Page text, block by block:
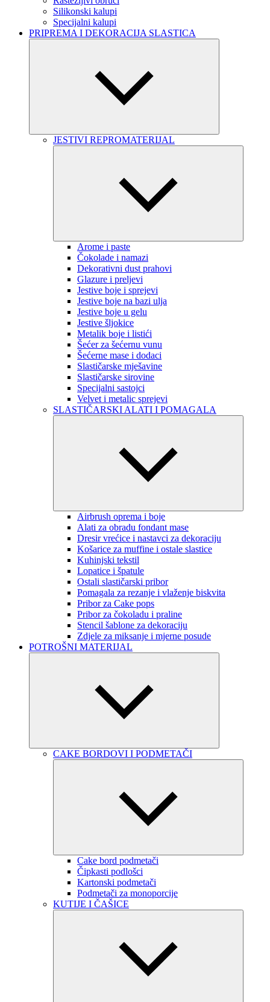
Silikonski kalupi
Specijalni kalupi
PRIPREMA I DEKORACIJA SLASTICA
JESTIVI REPROMATERIJAL
Arome i paste
Čokolade i namazi
Dekorativni dust prahovi
Glazure i preljevi
Jestive boje i sprejevi
Jestive boje na bazi ulja
Jestive boje u gelu
Jestive šljokice
Metalik boje i listići
Šećer za šećernu vunu
Šećerne mase i dodaci
Slastičarske mješavine
Slastičarske sirovine
Specijalni sastojci
Velvet i metalic sprejevi
SLASTIČARSKI ALATI I POMAGALA
Airbrush oprema i boje
Alati za obradu fondant mase
Dresir vrećice i nastavci za dekoraciju
Košarice za muffine i ostale slastice
Kuhinjski tekstil
Lopatice i špatule
Ostali slastičarski pribor
Pomagala za rezanje i vlaženje biskvita
Pribor za Cake pops
Pribor za čokoladu i praline
Stencil šablone za dekoraciju
Zdjele za miksanje i mjerne posude
POTROŠNI MATERIJAL
CAKE BORDOVI I PODMETAČI
Cake bord podmetači
Čipkasti podlošci
Kartonski podmetači
Podmetači za monoporcije
KUTIJE I ČAŠICE